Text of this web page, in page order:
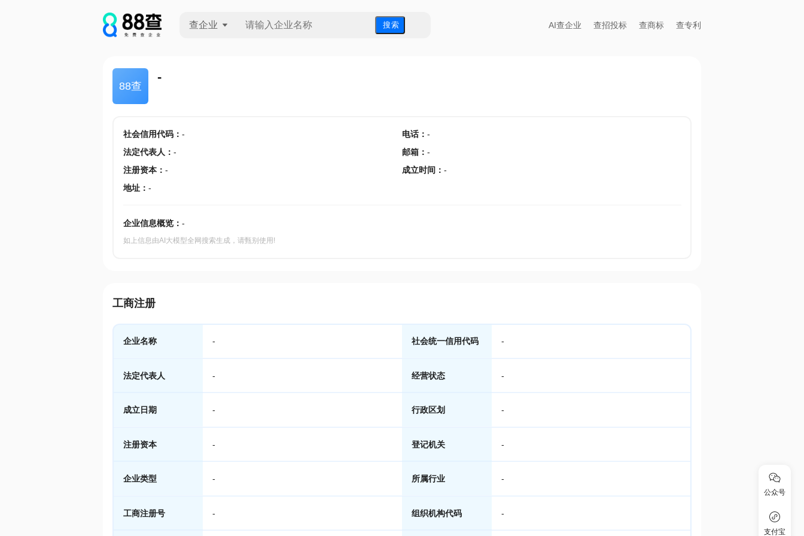
查企业 搜 索 AI查企业 查招投标 查商标 查专利
88查
-
社会信用代码： - 电话： -
法定代表人 ： - 邮箱 ： -
注册资本： - 成立时间 ： -
地址： -
企业信息概览： -
如上信息由AI大模型全网搜索生成，请甄别使用!
工商注册
企业名称 - 社会统一信用代码 -
法定代表人 - 经营状态 -
成立日期 - 行政区划 -
注册资本 - 登记机关 -
企业类型 - 所属行业 -
工商注册号 - 组织机构代码 -
公众号
支付宝